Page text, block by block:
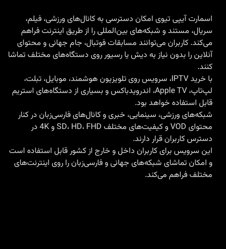
اسمارت آیپی تیوی امکان دسترسی به کانال‌های ورزشی، فیلم،
سریال، مستند و شبکه‌های بین‌المللی را از طریق اینترنت فراهم
می‌کند. کاربران می‌توانند مسابقات فوتبال، جام جهانی و محتوای
آنلاین را بدون نیاز به دیش یا رسیور روی دستگاه‌های مختلف تماشا
کنند.
با خرید IPTV
، سرویس روی تلویزیون هوشمند، موبایل، تبلت،
لپ‌تاپ، Apple TV، اندرویدباکس و بسیاری از دستگاه‌های استریم
قابل استفاده خواهد بود.
شبکه‌های ورزشی، سینمایی، خبری و کانال‌های فارسی‌زبان در کنار
محتوای VOD و کیفیت‌های مختلف SD، HD، FHD و 4K در
دسترس کاربران قرار دارند.
این سرویس برای کاربران داخل و خارج از کشور قابل استفاده است
و امکان تماشای شبکه‌های جهانی و فارسی‌زبان را روی اینترنت‌های
مختلف فراهم می‌کند.